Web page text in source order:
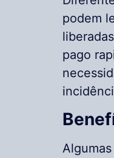
podem
pago